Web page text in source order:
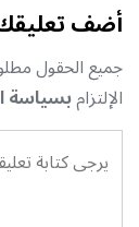
أضف
جميع الحقول
الإلتزامبسياسة